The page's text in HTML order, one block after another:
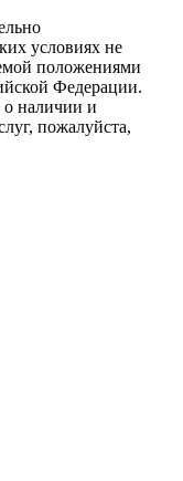
условиях не
положениями
Федерации.
наличии и
пожалуйста,